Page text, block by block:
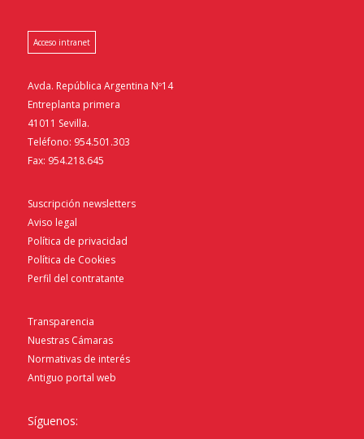
Acceso intranet
Avda. República Argentina Nº14
Entreplanta primera
41011 Sevilla.
Teléfono: 954.501.303
Fax: 954.218.645
Suscripción newsletters
Aviso legal
Política de privacidad
Política de Cookies
Perfil del contratante
Transparencia
Nuestras Cámaras
Normativas de interés
Antiguo portal web
Síguenos: